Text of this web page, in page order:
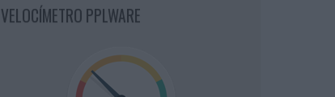
VELOCÍMETRO PPLWARE